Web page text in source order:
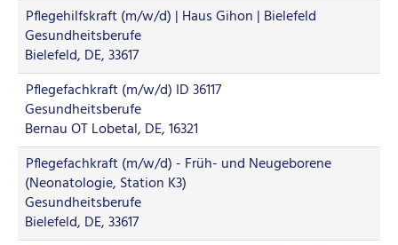
Pflegehilfskraft (m/w/d) | Haus Gihon | Bielefeld
Gesundheitsberufe
Bielefeld, DE, 33617
Pflegefachkraft (m/w/d) ID 36117
Gesundheitsberufe
Bernau OT Lobetal, DE, 16321
Pflegefachkraft (m/w/d) - Früh- und Neugeborene
(Neonatologie, Station K3)
Gesundheitsberufe
Bielefeld, DE, 33617